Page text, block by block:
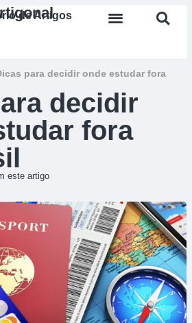
de Artigos
para decidir onde estudar fora
decidir
fora
este artigo